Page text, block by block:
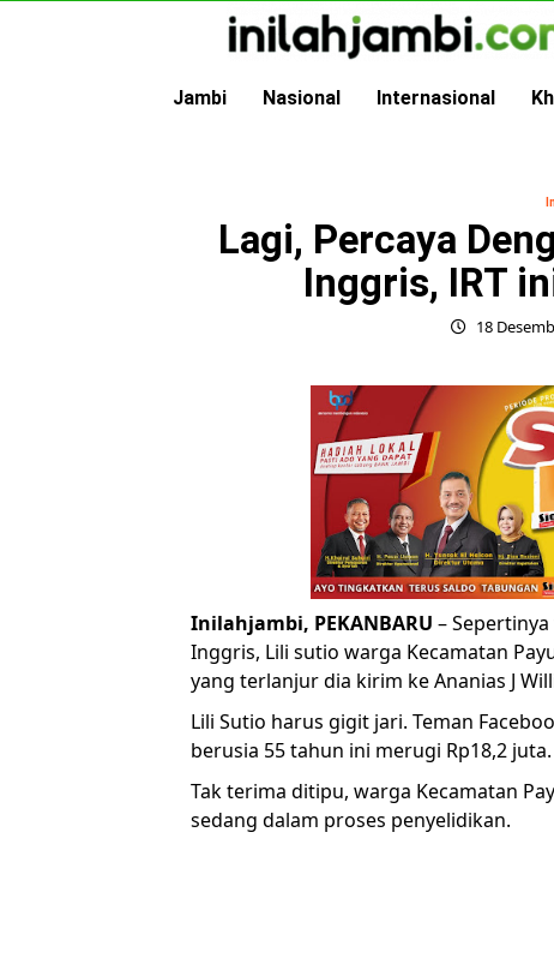
Jambi Nasional Internasional
Lagi, Percaya
Inggris, IRT
18
Inilahjambi, PEKANBARU –
Inggris, Lili sutio warga Kecamatan
yang terlanjur dia kirim ke Ananias J
Lili Sutio harus gigit jari. Teman
berusia 55 tahun ini merugi Rp18,2 juta.
Tak terima ditipu, warga Kecamatan
sedang dalam proses penyelidikan.